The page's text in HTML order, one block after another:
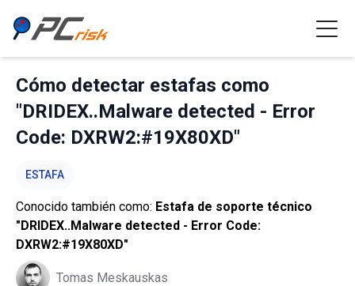
Cómo detectar estafas como
"DRIDEX..Malware detected - Error
Code: DXRW2:#19X80XD"
ESTAFA
Conocido también como: Estafa de soporte técnico
"DRIDEX..Malware detected - Error Code:
DXRW2:#19X80XD"
Tomas Meskauskas